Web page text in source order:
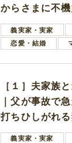
からさまに不
母義実家・実家
恋愛・結婚
［１］夫家族
｜父が事故で
打ちひしがれ
葉で励ます夫
義実家・実家